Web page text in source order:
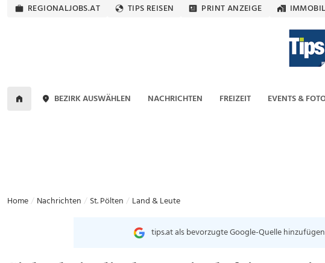
REGIONALJOBS.AT TIPS REISEN PRINT ANZEIGE
BEZIRK AUSWÄHLEN NACHRICHTEN FREIZEIT EVENTS &
Home Nachrichten St. Pölten Land & Leute
tips.at als bevorzugte Google-Quelle hinzufügen